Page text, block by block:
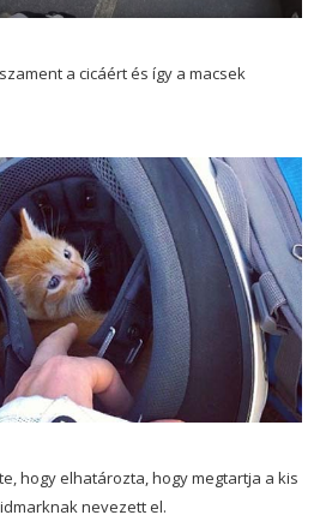
a cicáért és így a macsek
hogy elhatározta, hogy megtartja a kis
nevezett el.